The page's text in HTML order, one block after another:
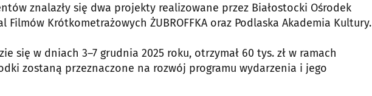
znalazły się dwa projekty realizowane przez Białostocki Ośrodek
Krótkometrażowych ŻUBROFFKA oraz Podlaska Akademia Kultury.
się w dniach 3–7 grudnia 2025 roku, otrzymał 60 tys. zł w ramach
zostaną przeznaczone na rozwój programu wydarzenia i jego